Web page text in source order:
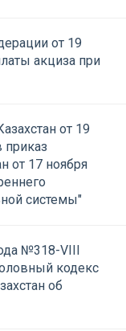
от 19
акциза при
от 19
от 17 ноября
системы"
№318-VIII
кодекс
об